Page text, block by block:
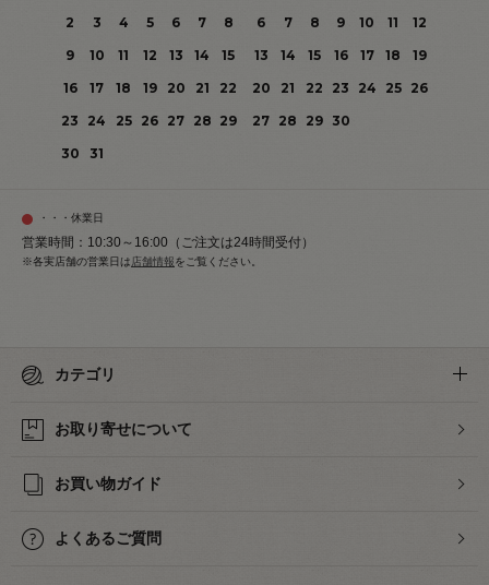
2
3 4 5 6 7
8
9
10 11 12 13 14
15
16
17 18 19 20 21
22
23
24 25 26 27 28 29
30
31
6
7 8 9 10 11
12
13
14 15 16 17 18
19
20
21 22 23 24 25
26
27 28 29 30
・・・休業日
営業時間：10:30～16:00（ご注文は24時間受付）
※各実店舗の営業日は店舗情報をご覧ください。
カテゴリ
お取り寄せについて
お買い物ガイド
よくあるご質問